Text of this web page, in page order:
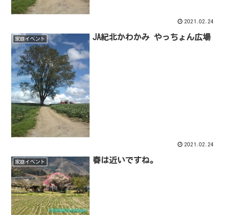
2021.02.24
家庭イベント JA紀北かわかみ やっちょん広場
2021.02.24
家庭イベント 春は近いですね。